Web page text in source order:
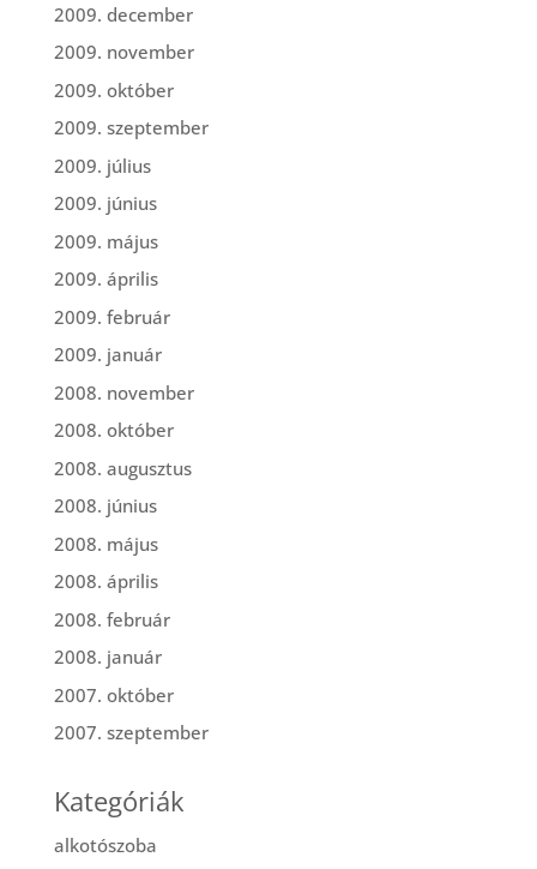
2009. december
2009. november
2009. október
2009. szeptember
2009. július
2009. június
2009. május
2009. április
2009. február
2009. január
2008. november
2008. október
2008. augusztus
2008. június
2008. május
2008. április
2008. február
2008. január
2007. október
2007. szeptember
Kategóriák
alkotószoba